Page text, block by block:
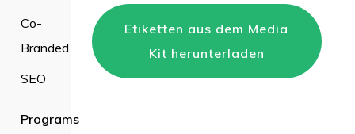
Co-
Branded
SEO
Programs
Etiketten aus dem Media
Kit herunterladen